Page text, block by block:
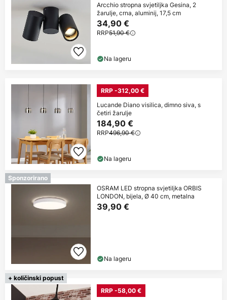
Arcchio stropna svjetiljka Gesina, 2
žarulje, crna, aluminij, 17,5 cm
34,90 €
RRP51,90 €
Na lageru
RRP -312,00 €
Lucande Diano visilica, dimno siva, s
četiri žarulje
184,90 €
RRP496,90 €
Na lageru
Sponzorirano
OSRAM LED stropna svjetiljka ORBIS
LONDON, bijela, Ø 40 cm, metalna
39,90 €
Na lageru
+ količinski popust
RRP -58,00 €